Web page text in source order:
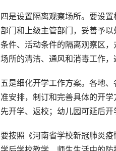
四是设置隔离观察场所。要设
部门和上级主管部门，妥善予
条件、活动条件的隔离观察区
场所的清洁、通风和消毒工作，
五是细化开学工作方案。各地
准安排，制订和完善具体的开
先开学、返校；幼儿园可延后开
要按照《河南省学校新冠肺炎